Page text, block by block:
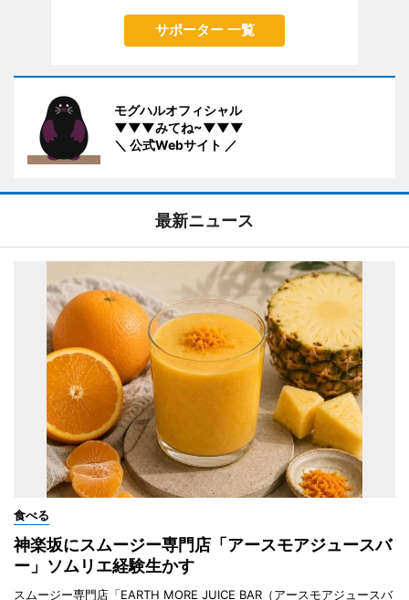
サポーター 一覧
モグハルオフィシャル
▼▼▼みてね~▼▼▼
＼ 公式Webサイト ／
最新ニュース
食べる
神楽坂にスムージー専門店「アースモアジュースバ
ー」ソムリエ経験生かす
スムージー専門店「EARTH MORE JUICE BAR（アースモアジュースバ